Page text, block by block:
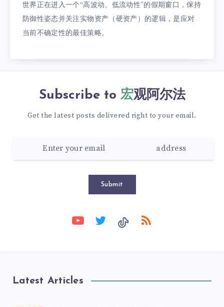
世界正在进入一个“高波动、低流动性”的假期窗口，保持
防御性姿态并关注实物资产（硬资产）的逻辑，是应对
当前不确定性的最佳策略。
Subscribe to 宏观阿尔法
Get the latest posts delivered right to your email.
Submit
Latest Articles